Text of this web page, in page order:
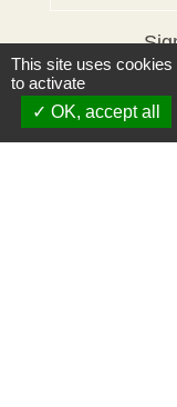
This site uses
to activate
OK, accept all